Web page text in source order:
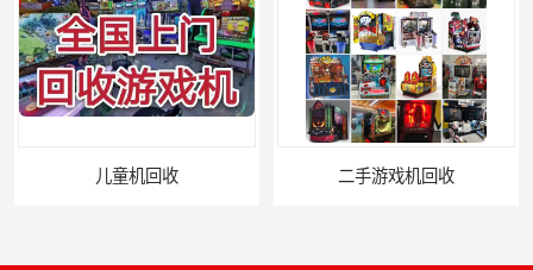
二手游戏机回收 游戏厅设备回收